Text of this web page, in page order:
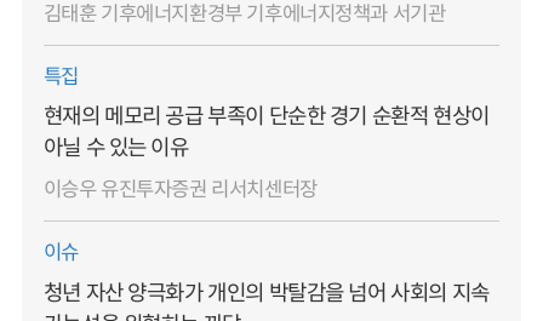
김태훈 기후에너지환경부 기후에너지정책과 서기관
특집
현재의 메모리 공급 부족이 단순한 경기 순환적 현상이
아닐 수 있는 이유
이승우 유진투자증권 리서치센터장
이슈
청년 자산 양극화가 개인의 박탈감을 넘어 사회의 지속